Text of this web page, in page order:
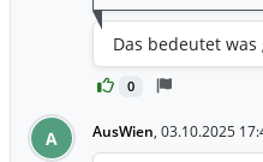
0
Das bedeutet was
A AusWien, 03.10.2025